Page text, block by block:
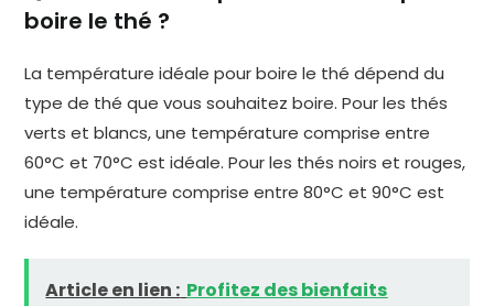
boire le thé ?
La température idéale pour boire le thé dépend du
type de thé que vous souhaitez boire. Pour les thés
verts et blancs, une température comprise entre
60°C et 70°C est idéale. Pour les thés noirs et rouges,
une température comprise entre 80°C et 90°C est
idéale.
Article en lien : Profitez des bienfaits